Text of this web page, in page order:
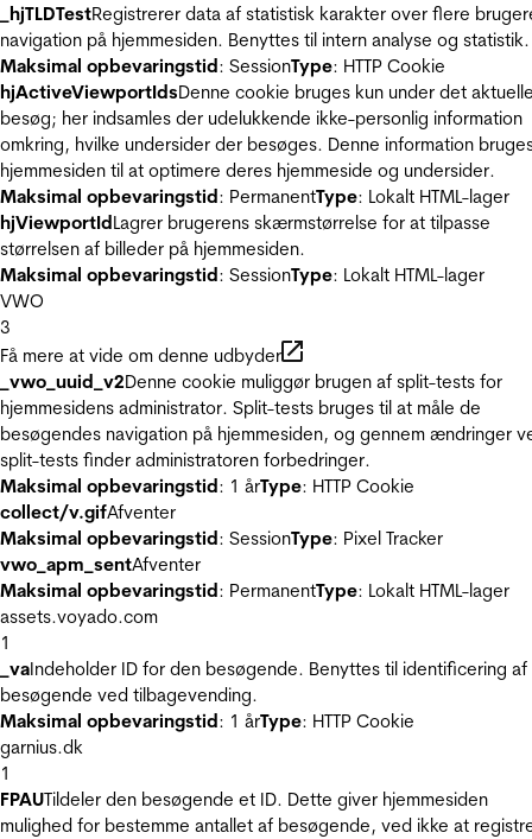
_hjTLDTestRegistrerer data af statistisk karakter over flere
navigation på hjemmesiden. Benyttes til intern analyse og statistik.
Maksimal opbevaringstid: SessionType: HTTP Cookie
hjActiveViewportIdsDenne cookie bruges kun under det
besøg; her indsamles der udelukkende ikke-personlig information
omkring, hvilke undersider der besøges. Denne information
hjemmesiden til at optimere deres hjemmeside og undersider.
Maksimal opbevaringstid: PermanentType: Lokalt HTML-lager
hjViewportIdLagrer brugerens skærmstørrelse for at tilpasse
størrelsen af billeder på hjemmesiden.
Maksimal opbevaringstid: SessionType: Lokalt HTML-lager
VWO
3
Få mere at vide om denne udbyder
_vwo_uuid_v2Denne cookie muliggør brugen af split-tests for
hjemmesidens administrator. Split-tests bruges til at måle de
besøgendes navigation på hjemmesiden, og gennem ændringer
split-tests finder administratoren forbedringer.
Maksimal opbevaringstid: 1 årType: HTTP Cookie
collect/v.gifAfventer
Maksimal opbevaringstid: SessionType: Pixel Tracker
vwo_apm_sentAfventer
Maksimal opbevaringstid: PermanentType: Lokalt HTML-lager
assets.voyado.com
1
_vaIndeholder ID for den besøgende. Benyttes til identificering af
besøgende ved tilbagevending.
Maksimal opbevaringstid: 1 årType: HTTP Cookie
garnius.dk
1
FPAUTildeler den besøgende et ID. Dette giver hjemmesiden
mulighed for bestemme antallet af besøgende, ved ikke at